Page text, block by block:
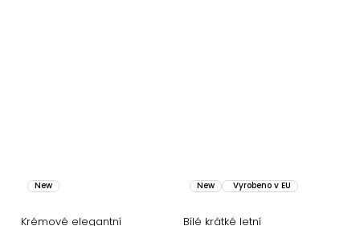
New
Krémové elegantní
New Vyrobeno v EU
Bílé krátké letní